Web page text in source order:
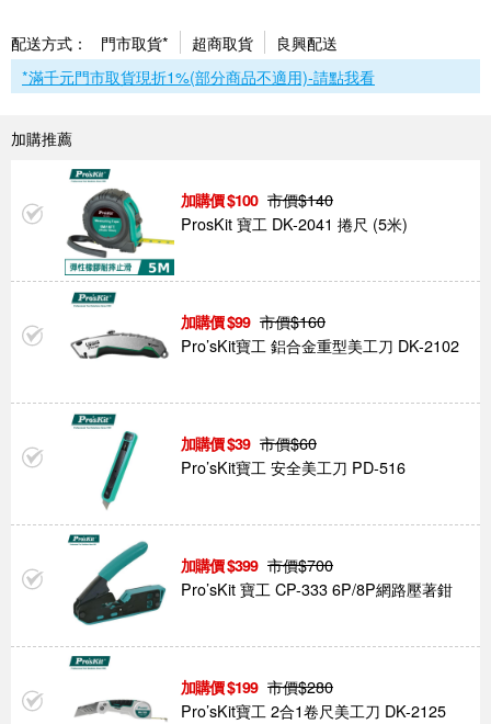
配送方式： 門市取貨* 超商取貨
良興配送
*滿千元門市取貨現折1%(部分商品不適用)-請點我看
加購推薦
100 市價$140
ProsKit 寶工 DK-2041 捲尺 (5米)
99 市價$160
Pro’sKit寶工 鋁合金重型美工刀 DK-2102
39 市價$60
Pro’sKit寶工 安全美工刀 PD-516
399 市價$700
Pro’sKit 寶工 CP-333 6P/8P網路壓著鉗
199 市價$280
Pro’sKit寶工 2合1卷尺美工刀 DK-2125